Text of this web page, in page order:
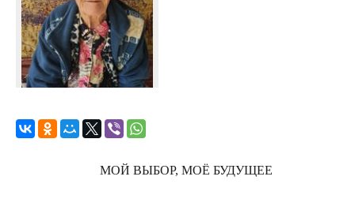
МОЙ ВЫБОР, МОЁ БУДУЩЕЕ